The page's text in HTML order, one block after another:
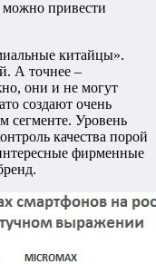
можно привести
китайцы».
А точнее –
они и не могут
создают очень
сегменте. Уровень
качества порой
фирменные